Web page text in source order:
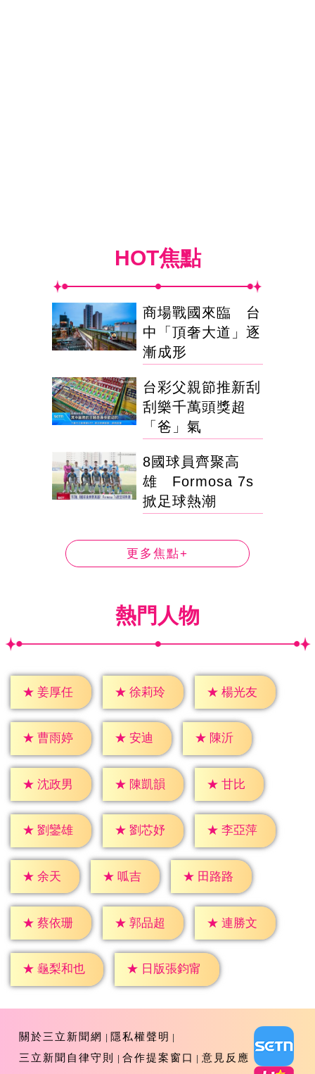
HOT焦點
商場戰國來臨 台
中「頂奢大道」逐
漸成形
台彩父親節推新刮
刮樂千萬頭獎超
「爸」氣
8國球員齊聚高
雄 Formosa 7s
掀足球熱潮
更多焦點+
熱門人物
★ 姜厚任 ★ 徐莉玲 ★ 楊光友
★ 曹雨婷 ★ 安迪 ★ 陳沂
★ 沈政男 ★ 陳凱韻 ★ 甘比
★ 劉鑾雄 ★ 劉芯妤 ★ 李亞萍
★ 余天 ★ 呱吉 ★ 田路路
★ 蔡依珊 ★ 郭品超 ★ 連勝文
★ 龜梨和也 ★ 日版張鈞甯
關於三立新聞網
隱私權聲明
三立新聞自律守則
合作提案窗口 意見反應